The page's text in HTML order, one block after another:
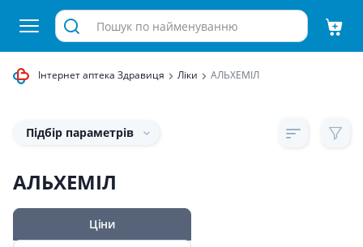
Інтернет аптека Здравиця Ліки АЛЬХЕМІЛ
Підбір параметрів
АЛЬХЕМІЛ
Ціни